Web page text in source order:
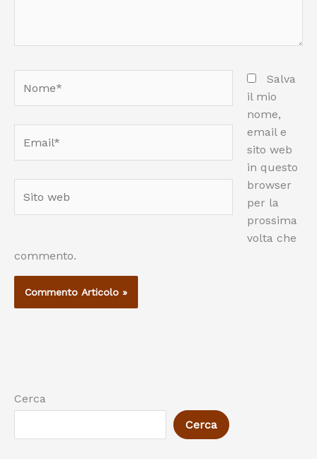
web
Salva
il mio
nome,
email e
sito web
in questo
browser
per la
prossima
volta che
commento.
Cerca
Cerca